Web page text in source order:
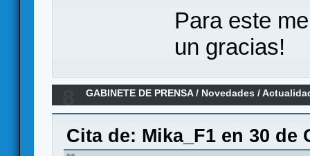
Para este
un gracias!
GABINETE DE PRENSA/ Novedades /
Cita de: Mika_F1 en 30 de